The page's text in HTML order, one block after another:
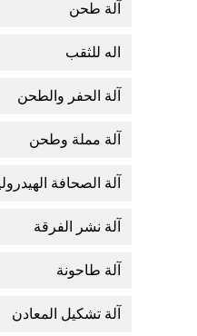
آلة طحن
اله للثقب
آلة الحفر والطحن
آلة مملة وطحن
آلة الصحافة
آلة نشر الفرقة
آلة طاحونة
آلة تشكيل المعادن